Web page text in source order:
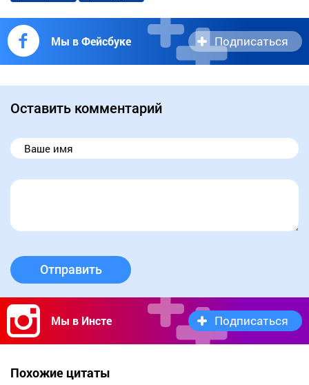
Мы в Фейсбуке Подписаться
Оставить комментарий
Отправить
Мы в Инсте Подписаться
Похожие цитаты